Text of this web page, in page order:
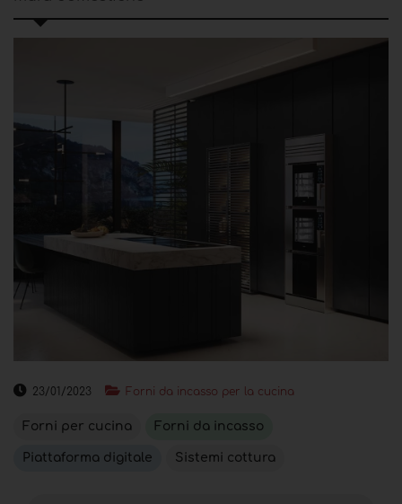
23/01/2023 Forni da incasso per la cucina
Forni per cucina Forni da incasso
Piattaforma digitale Sistemi cottura